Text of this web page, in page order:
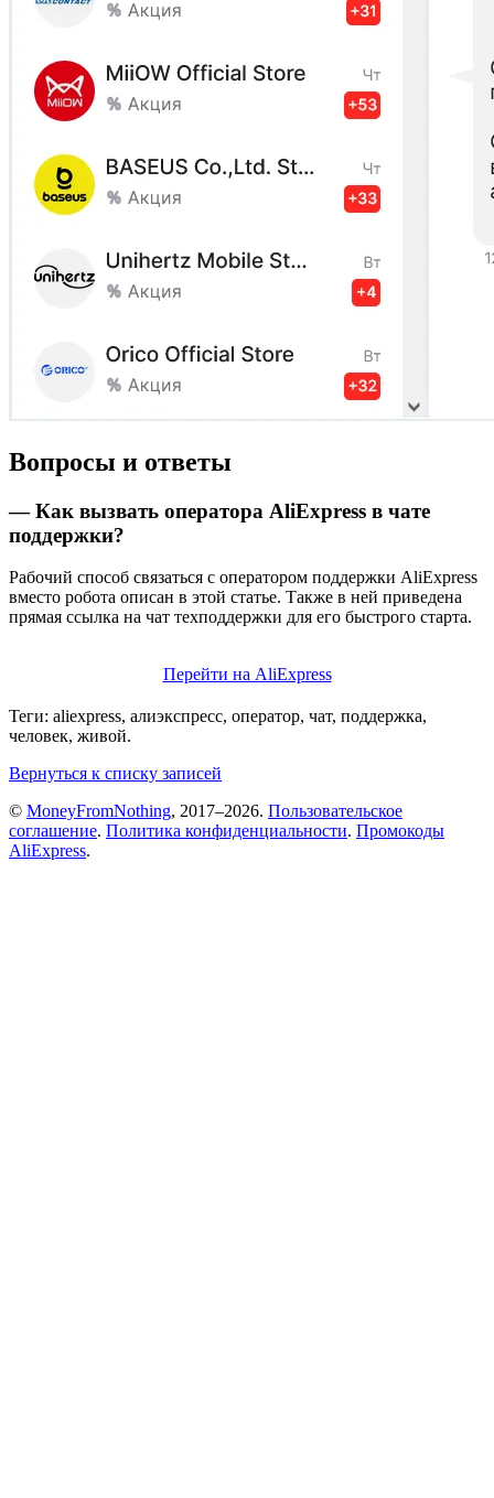
Вопросы и ответы
— Как вызвать оператора AliExpress в чате
поддержки?
Рабочий способ связаться с оператором поддержки AliExpress
вместо робота описан в этой статье. Также в ней приведена
прямая ссылка на чат техподдержки для его быстрого старта.
Перейти на AliExpress
Теги: aliexpress, алиэкспресс, оператор, чат, поддержка,
человек, живой.
Вернуться к списку записей
© MoneyFromNothing, 2017–2026. Пользовательское
соглашение. Политика конфиденциальности. Промокоды
AliExpress.